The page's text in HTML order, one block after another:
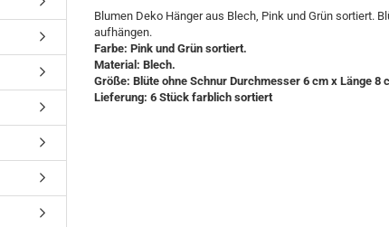
Blumen Deko Hänger aus Blech, Pink und Grün sortiert.
aufhängen.
Farbe: Pink und Grün sortiert.
Material: Blech.
Größe: Blüte ohne Schnur Durchmesser 6 cm x Länge 8
Lieferung: 6 Stück farblich sortiert